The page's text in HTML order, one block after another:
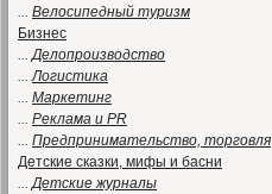
... Велосипедный туризм
Бизнес
...Делопроизводство
...Логистика
... Маркетинг
... Реклама и PR
... Предпринимательство, торговля
Детские сказки, мифы и басни
...Детские журналы